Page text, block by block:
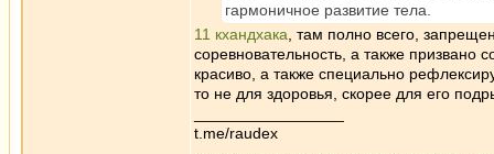
гармоничное развитие тела.
11 кхандхака , там полно всего,
соревновательность, а также призвано
красиво, а также специально
то не для здоровья, скорее для его
t.me/raudex